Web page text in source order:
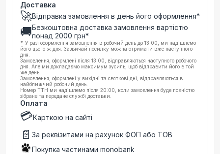
Доставка
🚀Відправка замовлення в день його оформлення*
🚚Безкоштовна доставка замовлення вартістю
понад 2000 грн*
* У разі оформлення замовлення в робочий день до 13:00, ми надішлемо
його цього ж дня. Зазвичай посилку можна отримати вже наступного
дня.
Замовлення, оформлені після 13:00, відправляються наступного робочого
дня. Але ми докладаємо максимум зусиль, щоб відправити його в той
же день.
Замовлення, оформлені у вихідні та святкові дні, відправляються в
найближчий робочий день.
Номер ТТН ми надішлемо після 20:00, коли замовлення буде повністю
зібране та передане службі доставки.
Оплата
💳Карткою на сайті
📄 За реквізитами на рахунок ФОП або ТОВ
Покупка частинами monobank